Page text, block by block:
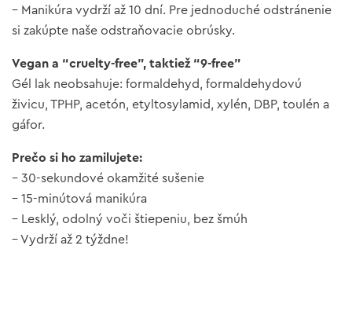
– Manikúra vydrží až 10 dní. Pre jednoduché odstránenie
si zakúpte naše odstraňovacie obrúsky.
Vegan a “cruelty-free”, taktiež “9-free”
Gél lak neobsahuje: formaldehyd, formaldehydovú
živicu, TPHP, acetón, etyltosylamid, xylén, DBP, toulén a
gáfor.
Prečo si ho zamilujete:
– 30-sekundové okamžité sušenie
– 15-minútová manikúra
– Lesklý, odolný voči štiepeniu, bez šmúh
– Vydrží až 2 týždne!